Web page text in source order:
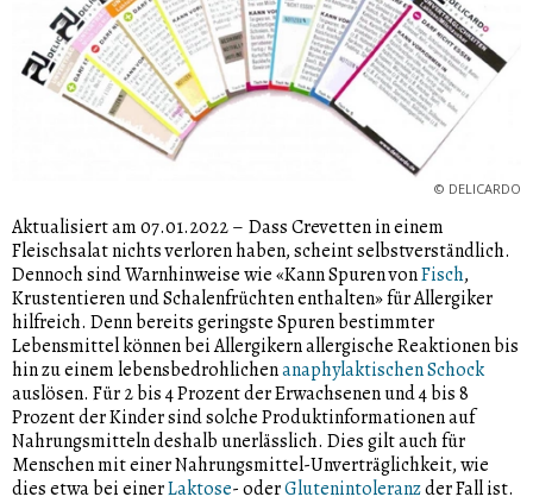
© DELICARDO
Aktualisiert am 07.01.2022– Dass Crevetten in einem
Fleischsalat nichts verloren haben, scheint selbstverständlich.
Dennoch sind Warnhinweise wie «Kann Spuren vonFisch,
Krustentieren und Schalenfrüchten enthalten» für Allergiker
hilfreich. Denn bereits geringste Spuren bestimmter
Lebensmittel können bei Allergikern allergische Reaktionen bis
hin zu einem lebensbedrohlichenanaphylaktischen Schock
auslösen. Für 2 bis 4 Prozent der Erwachsenen und 4 bis 8
Prozent der Kinder sind solche Produktinformationen auf
Nahrungsmitteln deshalb unerlässlich. Dies gilt auch für
Menschen mit einer Nahrungsmittel-Unverträglichkeit, wie
dies etwa bei einerLaktose- oderGlutenintoleranzder Fall ist.